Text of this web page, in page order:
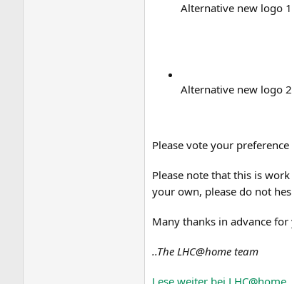
Alternative new logo
Alternative new logo
Please vote your
Please note that this is
your own, please do not
Many thanks in advance
..The LHC@home team
Lese weiter bei